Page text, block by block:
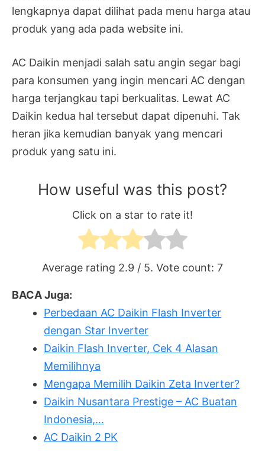
lengkapnya dapat dilihat pada menu harga atau
produk yang ada pada website ini.
AC Daikin menjadi salah satu angin segar bagi
para konsumen yang ingin mencari AC dengan
harga terjangkau tapi berkualitas. Lewat AC
Daikin kedua hal tersebut dapat dipenuhi. Tak
heran jika kemudian banyak yang mencari
produk yang satu ini.
How useful was this post?
Click on a star to rate it!
Average rating 2.9 / 5. Vote count: 7
BACA Juga:
Perbedaan AC Daikin Flash Inverter
dengan Star Inverter
Daikin Flash Inverter, Cek 4 Alasan
Memilihnya
Mengapa Memilih Daikin Zeta Inverter?
Daikin Nusantara Prestige – AC Buatan
Indonesia,…
AC Daikin 2 PK